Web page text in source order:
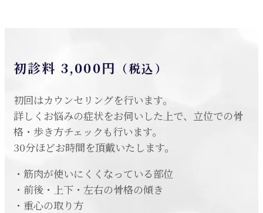
初診料 3,000円 （税込）
初回はカウンセリングを行います。
詳しくお悩みの症状をお伺いした上で、立位での骨
格・歩き方チェックも行います。
30分ほどお時間を頂戴いたします。
・筋肉が使いにくくなっている部位
・前後・上下・左右の骨格の傾き
・重心の取り方